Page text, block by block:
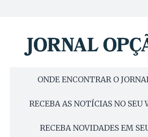
ONDE ENCONTRAR O
RECEBA AS NOTÍCIAS NO SEU
RECEBA NOVIDADES EM